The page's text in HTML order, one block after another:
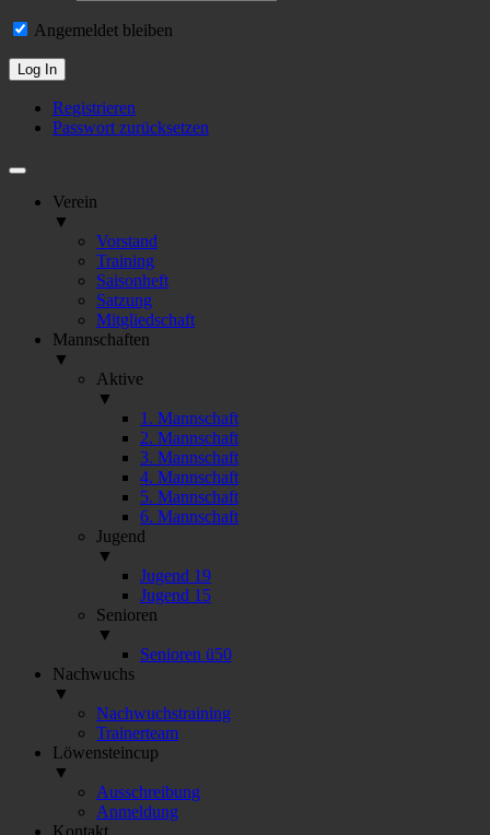
Angemeldet bleiben
Registrieren
Passwort zurücksetzen
Verein
▼
Vorstand
Training
Saisonheft
Satzung
Mitgliedschaft
Mannschaften
▼
Aktive
▼
1. Mannschaft
2. Mannschaft
3. Mannschaft
4. Mannschaft
5. Mannschaft
6. Mannschaft
Jugend
▼
Jugend 19
Jugend 15
Senioren
▼
Senioren ü50
Nachwuchs
▼
Nachwuchstraining
Trainerteam
Löwensteincup
▼
Ausschreibung
Anmeldung